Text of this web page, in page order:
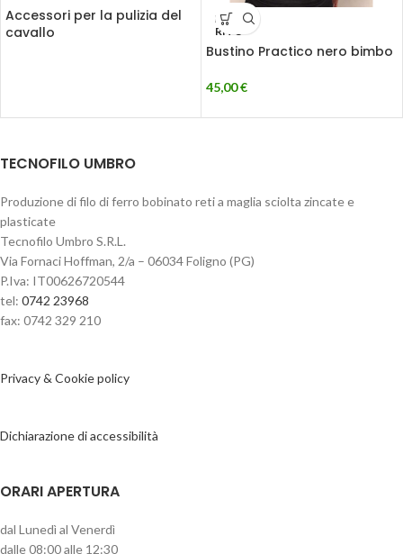
Accessori per la pulizia del
cavallo
ESAU
RITO
Bustino Practico nero bimbo
45,00€
TECNOFILO UMBRO
Produzione di filo di ferro bobinato reti a maglia sciolta zincate e
plasticate
Tecnofilo Umbro S.R.L.
Via Fornaci Hoffman, 2/a – 06034 Foligno (PG)
P.Iva: IT00626720544
tel: 0742 23968
fax: 0742 329 210
Privacy & Cookie policy
Dichiarazione di accessibilità
ORARI APERTURA
dal Lunedì al Venerdì
dalle 08:00 alle 12:30